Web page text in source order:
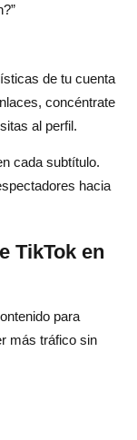
de tu cuenta
concéntrate
al perfil.
cada subtítulo.
hacia
TikTok en
para
más tráfico sin